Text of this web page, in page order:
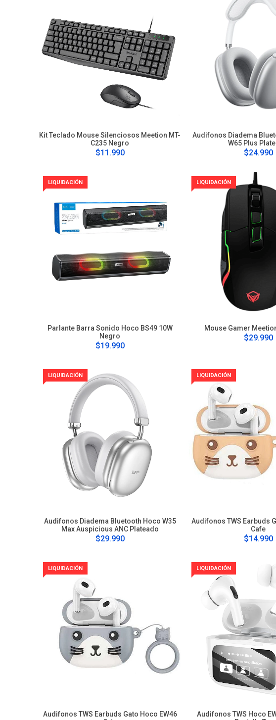
Kit Teclado Mouse Silenciosos Meetion MT-
C235 Negro
$11.990
Audifonos Diadema
W65 Plus
$24.990
LIQUIDACIÓN
Parlante Barra Sonido Hoco BS49 10W
Negro
$19.990
LIQUIDACIÓN
Mouse Gamer
$29.990
LIQUIDACIÓN
Audifonos Diadema Bluetooth Hoco W35
Max Auspicious ANC Plateado
$29.990
LIQUIDACIÓN
Audifonos TWS Earbuds
Cafe
$14.990
LIQUIDACIÓN
Audifonos TWS Earbuds Gato Hoco EW46
LIQUIDACIÓN
Audifonos TWS Hoco